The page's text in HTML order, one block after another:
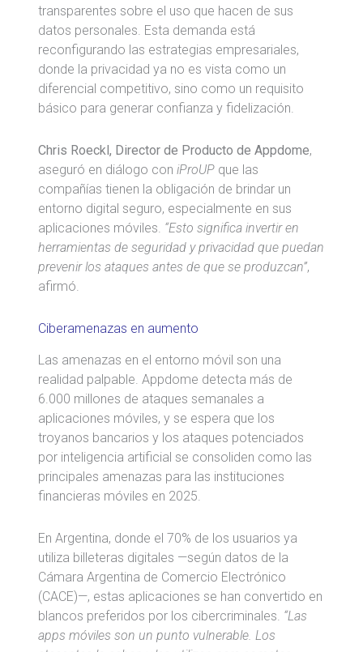
transparentes sobre el uso que hacen de sus
datos personales. Esta demanda está
reconfigurando las estrategias empresariales,
donde la privacidad ya no es vista como un
diferencial competitivo, sino como un requisito
básico para generar confianza y fidelización.
Chris Roeckl, Director de Producto de Appdome,
aseguró en diálogo coniProUP que las
compañías tienen la obligación de brindar un
entorno digital seguro, especialmente en sus
aplicaciones móviles. “Esto significa invertir en
herramientas de seguridad y privacidad que puedan
prevenir los ataques antes de que se produzcan”,
afirmó.
Ciberamenazas en aumento
Las amenazas en el entorno móvil son una
realidad palpable. Appdome detecta más de
6.000 millones de ataques semanales a
aplicaciones móviles, y se espera que los
troyanos bancarios y los ataques potenciados
por inteligencia artificial se consoliden como las
principales amenazas para las instituciones
financieras móviles en 2025.
En Argentina, donde el 70% de los usuarios ya
utiliza billeteras digitales —según datos de la
Cámara Argentina de Comercio Electrónico
(CACE)—, estas aplicaciones se han convertido en
blancos preferidos por los cibercriminales. “Las
apps móviles son un punto vulnerable. Los